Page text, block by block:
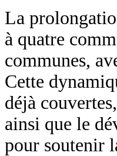
La
à quatre
communes,
Cette
déjà
ainsi que le
pour soutenir